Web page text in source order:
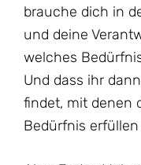
brauche dich in
und deine
welches
Und dass ihr
findet, mit denen
Bedürfnis